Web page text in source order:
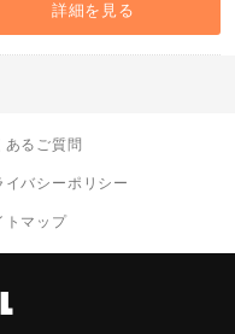
詳細を見る
あるご質問
イバシーポリシー
トマップ